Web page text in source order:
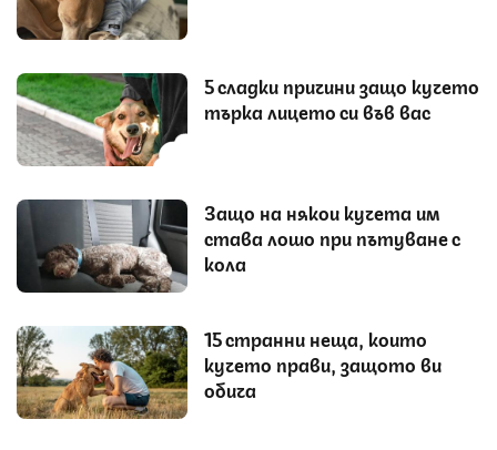
5 сладки причини защо кучето
търка лицето си във вас
Защо на някои кучета им
става лошо при пътуване с
кола
15 странни неща, които
кучето прави, защото ви
обича